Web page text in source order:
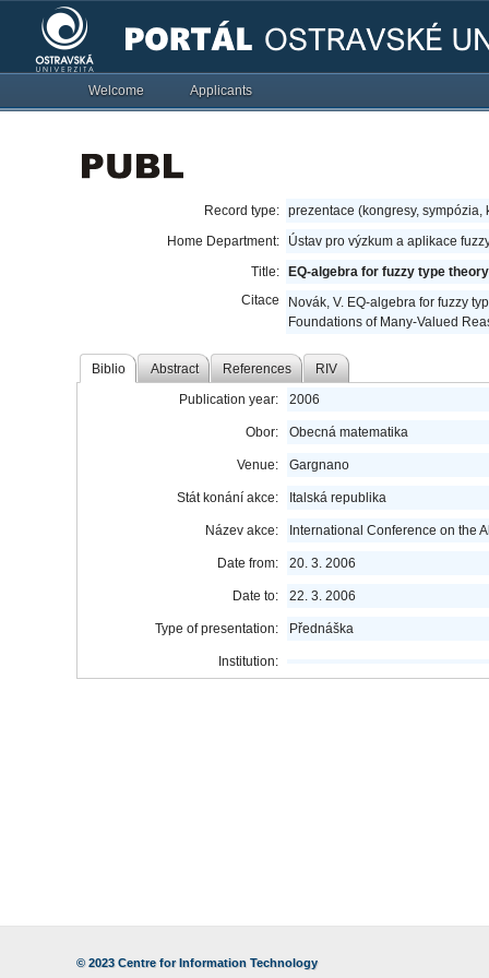
Welcome Applicants
Record type: prezentace (kongresy, sympózia,
Home Department:
Ústav pro výzkum a aplikace
Title:
EQ-algebra for fuzzy type theory
Citace
Novák, V. EQ-algebra for fuzzy
Foundations of Many-Valued
Biblio Abstract References RIV
Publication year: 2006
Obor: Obecná matematika
Venue: Gargnano
Stát konání akce: Italská republika
Název akce: International Conference on the
Date from: 20. 3. 2006
Date to: 22. 3. 2006
Type of presentation: Přednáška
Institution:
© 2023 Centre for Information Technology